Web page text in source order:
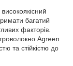
багатий
факторів.
Agreen
та стійкістю до